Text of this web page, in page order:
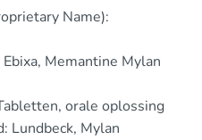
Name):
Memantine Mylan
orale oplossing
Lundbeck, Mylan